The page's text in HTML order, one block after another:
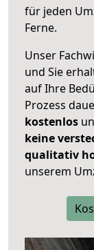
für jeden
Ferne.
Unser
und Sie
auf Ihre
Prozess
kostenlos
keine
qualitativ
unserem